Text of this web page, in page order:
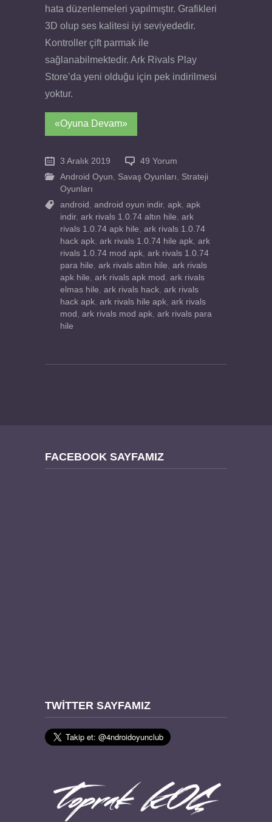
hata düzenlemeleri yapılmıştır. Grafikleri
3D olup ses kalitesi iyi seviyededir.
Kontroller çift parmak ile
sağlanabilmektedir. Ark Rivals Play
Store’da yeni olduğu için pek indirilmesi
yoktur.
«Oyuna Devam»
3 Aralık 2019
49 Yorum
Android Oyun, Savaş Oyunları, Strateji
Oyunları
android , android oyun indir, apk, apk
indir, ark rivals 1.0.74 altın hile, ark
rivals 1.0.74 apk hile, ark rivals 1.0.74
hack apk, ark rivals 1.0.74 hile apk, ark
rivals 1.0.74 mod apk, ark rivals 1.0.74
para hile, ark rivals altın hile, ark rivals
apk hile, ark rivals apk mod , ark rivals
elmas hile, ark rivals hack, ark rivals
hack apk, ark rivals hile apk, ark rivals
mod , ark rivals mod apk, ark rivals para
hile
FACEBOOK SAYFAMIZ
TWITTER SAYFAMIZ